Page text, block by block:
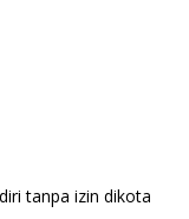
tanpa izin dikota